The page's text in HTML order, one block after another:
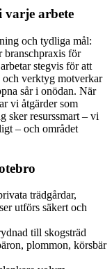
varje arbete
och tydliga mål:
för
stegvis för att
verktyg motverkar
sår i onödan. När
vi åtgärder som
sker resurssmart – vi
– och området
trädgårdar,
utförs säkert och
till skogsträd
plommon, körsbär